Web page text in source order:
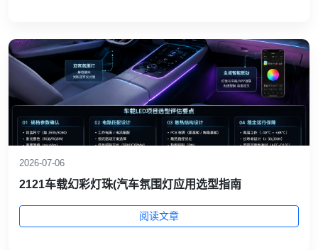
2026-07-06
2121车载幻彩灯珠(汽车氛围灯应用选型指南
阅读文章